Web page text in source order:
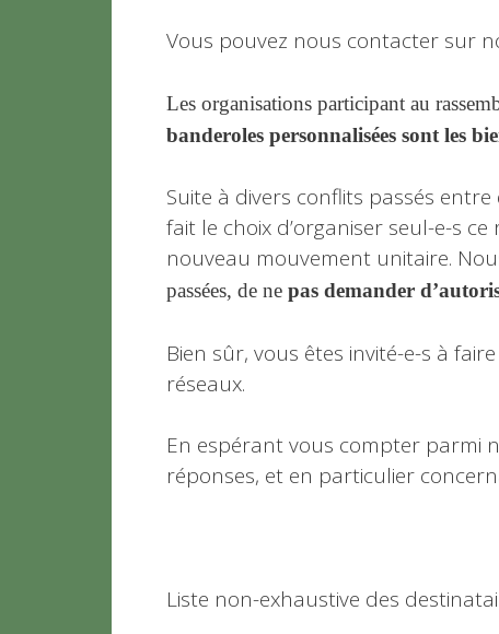
Vous pouvez nous contacter sur
Les organisations participant au
banderoles personnalisées sont les
Suite à divers conflits passés
fait le choix d’organiser seul-e-s
nouveau mouvement unitaire.
passées, de ne pas demander
Bien sûr, vous êtes invité-e-s à
réseaux.
En espérant vous compter parmi
réponses, et en particulier
Liste non-exhaustive des